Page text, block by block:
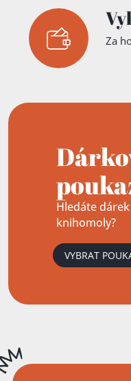
Za
Hledáte
knihomoly?
VYBRAT